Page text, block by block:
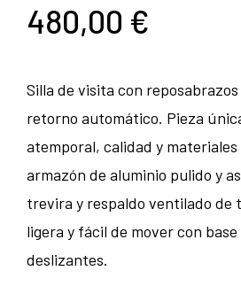
480,00 €
Silla de visita con
retorno automático. Pieza
atemporal, calidad y
armazón de aluminio pulido y
trevira y respaldo ventilado de
ligera y fácil de mover con
deslizantes.